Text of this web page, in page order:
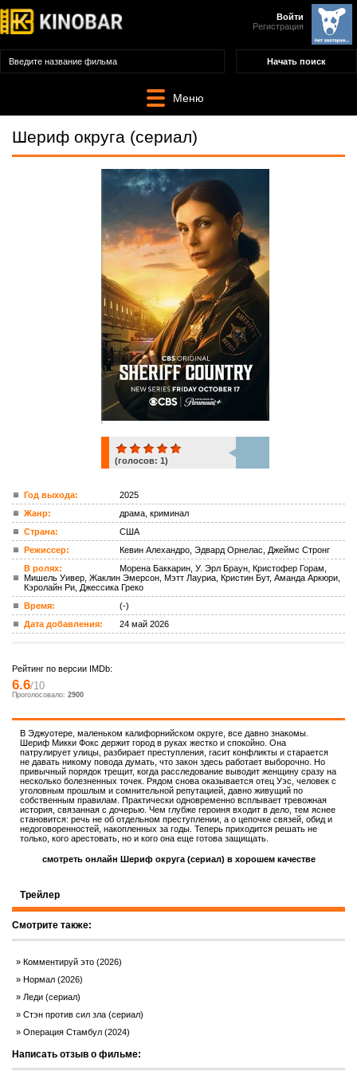
Войти
Регистрация
Меню
Шериф округа (сериал)
ком.
(голосов: 1)
Год выхода:
2025
Жанр:
драма, криминал
Страна:
США
Режиссер:
Кевин Алехандро, Эдвард Орнелас, Джеймс Стронг
В ролях:
Морена Баккарин, У. Эрл Браун, Кристофер Горам,
Мишель Уивер, Жаклин Эмерсон, Мэтт Лауриа, Кристин Бут, Аманда Аркюри,
Кэролайн Ри, Джессика Греко
Время:
(-)
Дата добавления:
24 май 2026
Рейтинг по версии IMDb:
6.6/10
Проголосовало: 2900
В Эджуотере, маленьком калифорнийском округе, все давно знакомы.
Шериф Микки Фокс держит город в руках жестко и спокойно. Она
патрулирует улицы, разбирает преступления, гасит конфликты и старается
не давать никому повода думать, что закон здесь работает выборочно. Но
привычный порядок трещит, когда расследование выводит женщину сразу на
несколько болезненных точек. Рядом снова оказывается отец Уэс, человек с
уголовным прошлым и сомнительной репутацией, давно живущий по
собственным правилам. Практически одновременно всплывает тревожная
история, связанная с дочерью. Чем глубже героиня входит в дело, тем яснее
становится: речь не об отдельном преступлении, а о цепочке связей, обид и
недоговоренностей, накопленных за годы. Теперь приходится решать не
только, кого арестовать, но и кого она еще готова защищать.
смотреть онлайн Шериф округа (сериал) в хорошем качестве
Трейлер
Смотрите также:
Комментируй это (2026)
Нормал (2026)
Леди (сериал)
Стэн против сил зла (сериал)
Операция Стамбул (2024)
Написать отзыв о фильме: